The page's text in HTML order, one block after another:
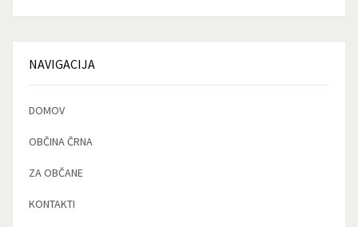
NAVIGACIJA
DOMOV
OBČINA ČRNA
ZA OBČANE
KONTAKTI